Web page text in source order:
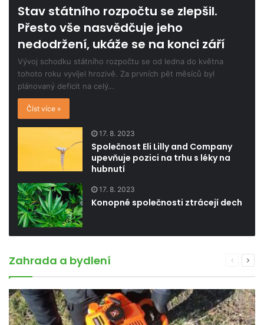
Stav státního rozpočtu se zlepšil.
Přesto vše nasvědčuje jeho
nedodržení, ukáže se na konci září
Vývoj schodku státního rozpočtu se od ledna do května
tohoto roku vyvíjel hrozivě. Za prvních pět měsíců byl
plánovaný deficit na celý…
Číst více »
17. 8. 2023
Společnost Eli Lilly and Company
upevňuje pozici na trhu s léky na
hubnutí
17. 8. 2023
Konopné společnosti ztrácejí dech
Zahrada a bydlení